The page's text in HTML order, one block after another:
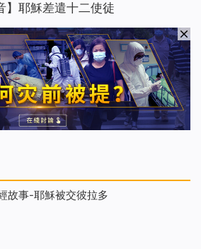
】耶穌差遣十二使徒
故事-耶穌被交彼拉多